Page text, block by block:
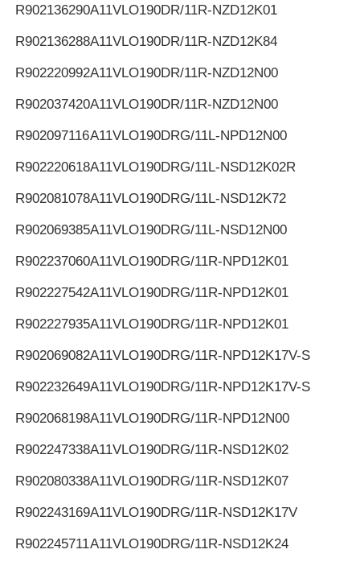
R902136290A11VLO190DR/11R-NZD12K01
R902136288A11VLO190DR/11R-NZD12K84
R902220992A11VLO190DR/11R-NZD12N00
R902037420A11VLO190DR/11R-NZD12N00
R902097116A11VLO190DRG/11L-NPD12N00
R902220618A11VLO190DRG/11L-NSD12K02R
R902081078A11VLO190DRG/11L-NSD12K72
R902069385A11VLO190DRG/11L-NSD12N00
R902237060A11VLO190DRG/11R-NPD12K01
R902227542A11VLO190DRG/11R-NPD12K01
R902227935A11VLO190DRG/11R-NPD12K01
R902069082A11VLO190DRG/11R-NPD12K17V-S
R902232649A11VLO190DRG/11R-NPD12K17V-S
R902068198A11VLO190DRG/11R-NPD12N00
R902247338A11VLO190DRG/11R-NSD12K02
R902080338A11VLO190DRG/11R-NSD12K07
R902243169A11VLO190DRG/11R-NSD12K17V
R902245711A11VLO190DRG/11R-NSD12K24